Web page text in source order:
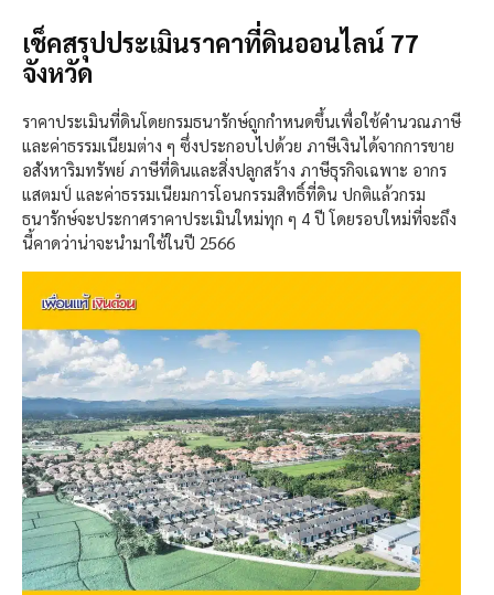
เช็คสรุปประเมินราคาที่ดินออนไลน์ 77
จังหวัด
ราคาประเมินที่ดินโดยกรมธนารักษ์ถูกกำหนดขึ้นเพื่อใช้คำนวณภาษี
และค่าธรรมเนียมต่าง ๆ ซึ่งประกอบไปด้วย ภาษีเงินได้จากการขาย
อสังหาริมทรัพย์ ภาษีที่ดินและสิ่งปลูกสร้าง ภาษีธุรกิจเฉพาะ อากร
แสตมป์ และค่าธรรมเนียมการโอนกรรมสิทธิ์ที่ดิน ปกติแล้วกรม
ธนารักษ์จะประกาศราคาประเมินใหม่ทุก ๆ 4 ปี โดยรอบใหม่ที่จะถึง
นี้คาดว่าน่าจะนำมาใช้ในปี 2566